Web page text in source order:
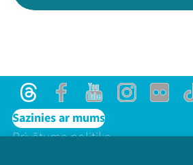
ThreadsFacebookYoutubeInstagram
Flick
Sazinies ar mums
Privātuma politika